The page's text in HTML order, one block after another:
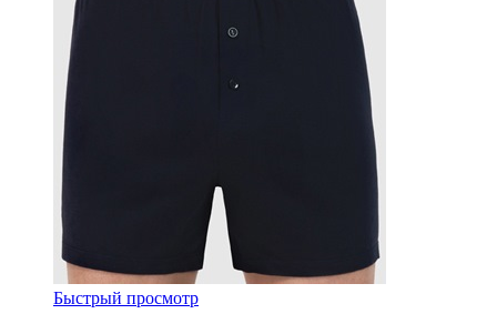
Быстрый просмотр